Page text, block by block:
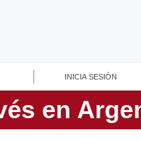
INICIA SESIÓN